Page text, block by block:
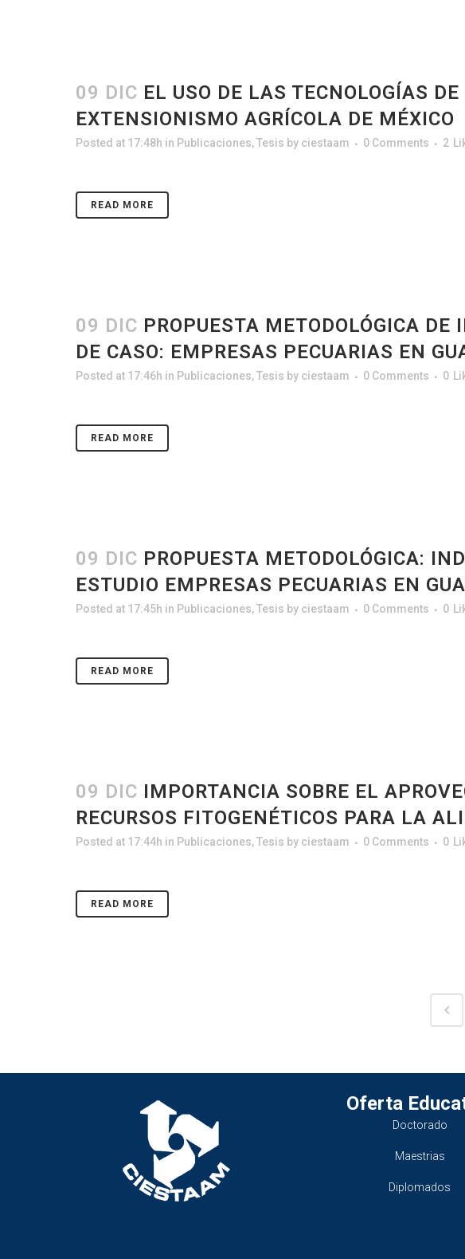
09 DIC EL USO DE LAS TECNOLOGÍAS
EXTENSIONISMO AGRÍCOLA DE MÉXICO
Posted at 17:48h in Publicaciones,Tesis by ciestaam 0 Comments 2
READ MORE
09 DIC PROPUESTA METODOLÓGICA DE
DE CASO: EMPRESAS PECUARIAS EN
Posted at 17:46h in Publicaciones,Tesis by ciestaam 0 Comments 0
READ MORE
09 DIC PROPUESTA METODOLÓGICA:
ESTUDIO EMPRESAS PECUARIAS EN
Posted at 17:45h in Publicaciones,Tesis by ciestaam 0 Comments 0
READ MORE
09 DIC IMPORTANCIA SOBRE EL
RECURSOS FITOGENÉTICOS PARA LA
Posted at 17:44h in Publicaciones,Tesis by ciestaam 0 Comments 0
READ MORE
Oferta
Doctorado
Maestrias
Diplomados